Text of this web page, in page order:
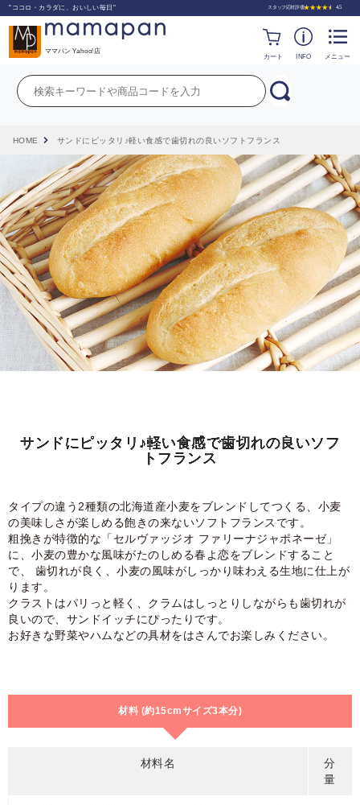
"ココロ・カラダに、おいしい毎日"
ママパン Yahoo!店
カート INFO メニュー
HOME サンドにピッタリ♪軽い食感で歯切れの良いソフトフランス
サンドにピッタリ♪軽い食感で歯切れの良いソフ
トフランス
タイプの違う2種類の北海道産小麦をブレンドしてつくる、小麦
の美味しさが楽しめる飽きの来ないソフトフランスです。
粗挽きが特徴的な「セルヴァッジオ ファリーナジャポネーゼ」
に、小麦の豊かな風味がたのしめる春よ恋をブレンドすること
で、 歯切れが良く、小麦の風味がしっかり味わえる生地に仕上が
ります。
クラストはパリっと軽く、クラムはしっとりしながらも歯切れが
良いので、サンドイッチにぴったりです。
お好きな野菜やハムなどの具材をはさんでお楽しみください。
材料 (約15cmサイズ3本分)
材料名
分
量